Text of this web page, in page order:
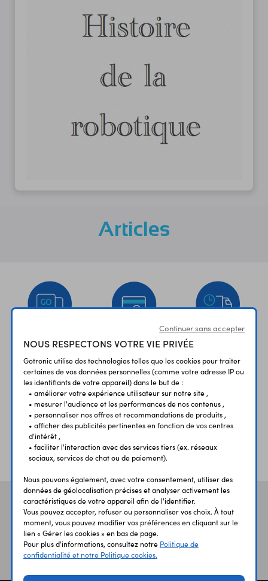
Articles
UNE QUESTION?
UN CONSEIL?
PAIEMENT
SÉCURISÉ
LIVRAISON
RAPIDE
ÉTABLISSEMENTS
SCOLAIRES
PLUS 30 ANS
D’EXPERIENCE
Vos aviset témoignages
Continuer sans accepter
NOUS RESPECTONS VOTRE VIE PRIVÉE
Gotronic utilise des technologies telles que les cookies pour traiter
certaines de vos données personnelles (comme votre adresse IP ou
les identifiants de votre appareil) dans le but de :
• améliorer votre expérience utilisateur sur notre site ,
• mesurer l'audience et les performances de nos contenus ,
• personnaliser nos offres et recommandations de produits ,
• afficher des publicités pertinentes en fonction de vos centres
d'intérêt ,
• faciliter l'interaction avec des services tiers (ex. réseaux
sociaux, services de chat ou de paiement).
Nous pouvons également, avec votre consentement, utiliser des
données de géolocalisation précises et analyser activement les
caractéristiques de votre appareil afin de l'identifier.
Vous pouvez accepter, refuser ou personnaliser vos choix. À tout
moment, vous pouvez modifier vos préférences en cliquant sur le
lien « Gérer les cookies » en bas de page.
Pour plus d'informations, consultez notre Politique de
confidentialité et notre Politique cookies.